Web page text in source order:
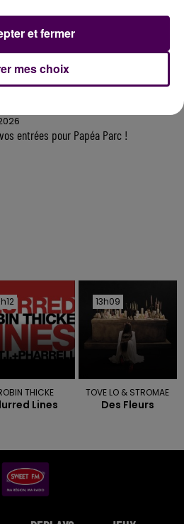
vous au casting The Voice & The Voice
entrées pour Papéa Parc !
THICKE
Lines
13h09
13h09
TOVE LO & STROMAE
Des Fleurs
mes choix
et fermer